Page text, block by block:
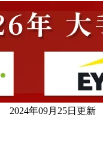
2024年09月25日更新